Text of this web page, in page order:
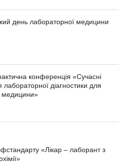
день лабораторної медицини
конференція «Сучасні
лабораторної діагностики для
медицини»
«Лікар – лаборант з